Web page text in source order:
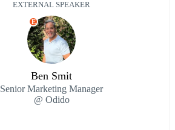
EXTERNAL SPEAKER
E
Ben Smit
Senior Marketing Manager
@ Odido